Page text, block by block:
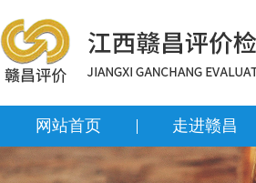
网站首页 走进赣昌